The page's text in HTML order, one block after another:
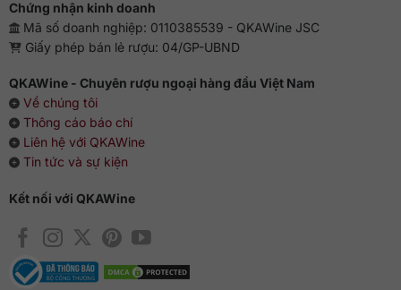
Chứng nhận kinh doanh
Mã số doanh nghiệp: 0110385539 - QKAWine JSC
Giấy phép bán lẻ rượu: 04/GP-UBND
QKAWine - Chuyên rượu ngoại hàng đầu Việt Nam
Về chúng tôi
Thông cáo báo chí
Liên hệ với QKAWine
Tin tức và sự kiện
Kết nối với QKAWine